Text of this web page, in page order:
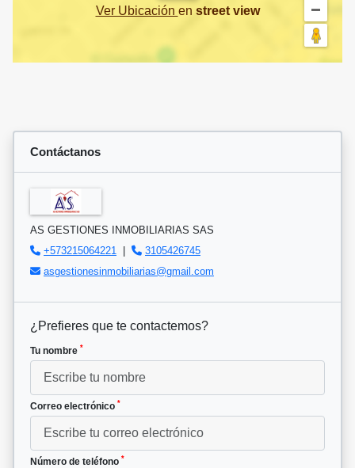
Ver Ubicación en street view
Contáctanos
AS GESTIONES INMOBILIARIAS SAS
+573215064221
|
3105426745
asgestionesinmobiliarias@gmail.com
¿Prefieres que te contactemos?
Tu nombre *
Correo electrónico *
Número de teléfono *